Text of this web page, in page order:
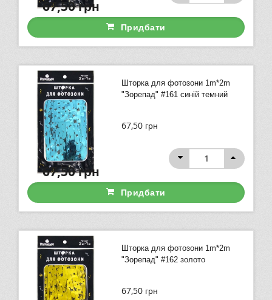
67,50грн
Придбати
Шторка для фотозони 1m*2m
"Зорепад" #161 синій темний
67,50 грн
67,50грн
Придбати
Шторка для фотозони 1m*2m
"Зорепад" #162 золото
67,50 грн